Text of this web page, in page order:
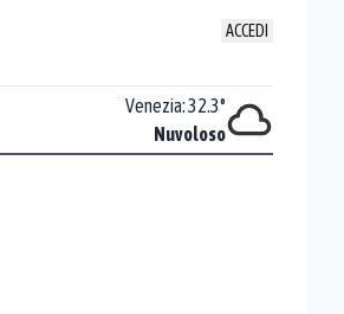
ACCEDI
Venezia:32.3°
Nuvoloso